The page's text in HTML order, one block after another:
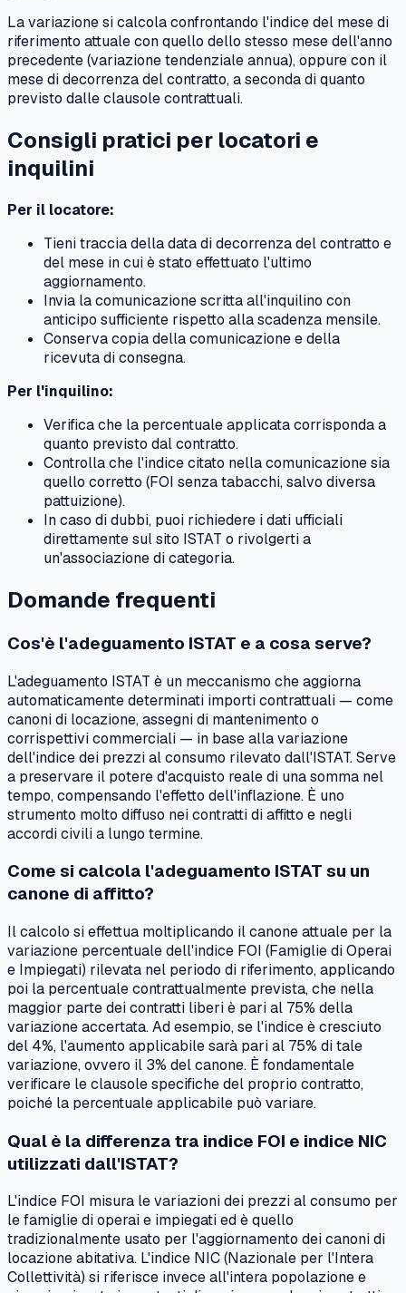
La variazione si calcola confrontando l'indice del mese di
riferimento attuale con quello dello stesso mese dell'anno
precedente (variazione tendenziale annua), oppure con il
mese di decorrenza del contratto, a seconda di quanto
previsto dalle clausole contrattuali.
Consigli pratici per locatori e
inquilini
Per il locatore:
Tieni traccia della data di decorrenza del contratto e
del mese in cui è stato effettuato l'ultimo
aggiornamento.
Invia la comunicazione scritta all'inquilino con
anticipo sufficiente rispetto alla scadenza mensile.
Conserva copia della comunicazione e della
ricevuta di consegna.
Per l'inquilino:
Verifica che la percentuale applicata corrisponda a
quanto previsto dal contratto.
Controlla che l'indice citato nella comunicazione sia
quello corretto (FOI senza tabacchi, salvo diversa
pattuizione).
In caso di dubbi, puoi richiedere i dati ufficiali
direttamente sul sito ISTAT o rivolgerti a
un'associazione di categoria.
Domande frequenti
Cos'è l'adeguamento ISTAT e a cosa serve?
L'adeguamento ISTAT è un meccanismo che aggiorna
automaticamente determinati importi contrattuali — come
canoni di locazione, assegni di mantenimento o
corrispettivi commerciali — in base alla variazione
dell'indice dei prezzi al consumo rilevato dall'ISTAT. Serve
a preservare il potere d'acquisto reale di una somma nel
tempo, compensando l'effetto dell'inflazione. È uno
strumento molto diffuso nei contratti di affitto e negli
accordi civili a lungo termine.
Come si calcola l'adeguamento ISTAT su un
canone di affitto?
Il calcolo si effettua moltiplicando il canone attuale per la
variazione percentuale dell'indice FOI (Famiglie di Operai
e Impiegati) rilevata nel periodo di riferimento, applicando
poi la percentuale contrattualmente prevista, che nella
maggior parte dei contratti liberi è pari al 75% della
variazione accertata. Ad esempio, se l'indice è cresciuto
del 4%, l'aumento applicabile sarà pari al 75% di tale
variazione, ovvero il 3% del canone. È fondamentale
verificare le clausole specifiche del proprio contratto,
poiché la percentuale applicabile può variare.
Qual è la differenza tra indice FOI e indice NIC
utilizzati dall'ISTAT?
L'indice FOI misura le variazioni dei prezzi al consumo per
le famiglie di operai e impiegati ed è quello
tradizionalmente usato per l'aggiornamento dei canoni di
locazione abitativa. L'indice NIC (Nazionale per l'Intera
Collettività) si riferisce invece all'intera popolazione e